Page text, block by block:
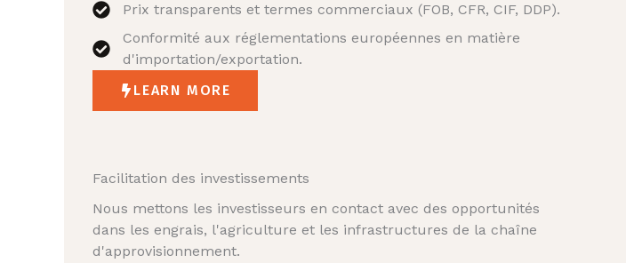
Prix transparents et termes commerciaux (FOB, CFR, CIF, DDP).
Conformité aux réglementations européennes en matière
d'importation/exportation.
LEARN MORE
Facilitation des investissements
Nous mettons les investisseurs en contact avec des opportunités
dans les engrais, l'agriculture et les infrastructures de la chaîne
d'approvisionnement.